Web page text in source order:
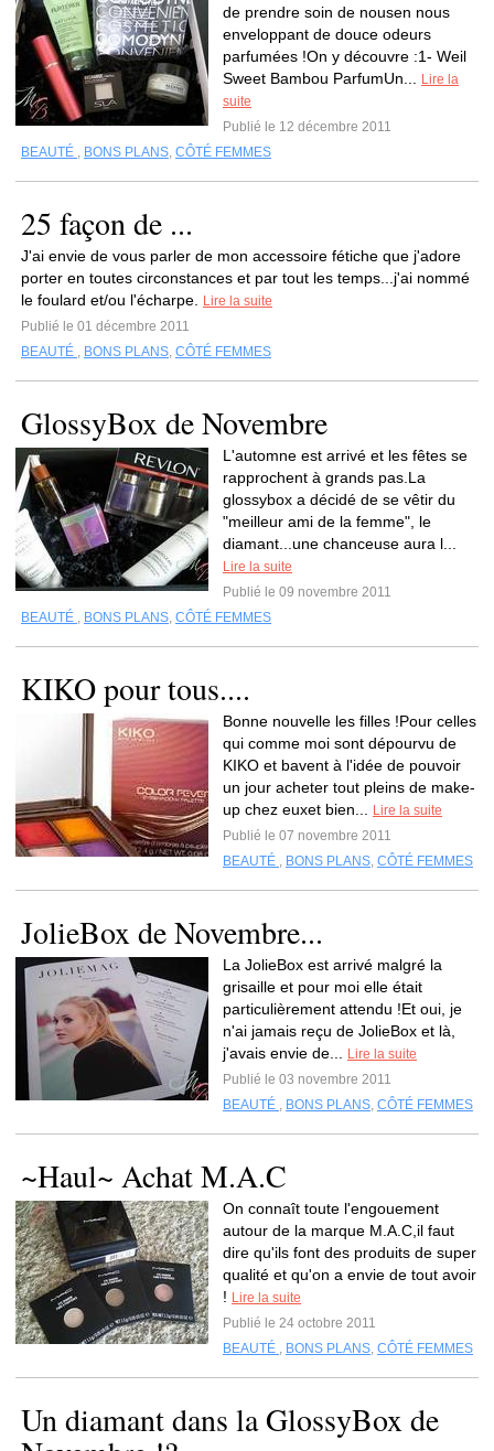
de prendre soin de nousen nous
enveloppant de douce odeurs
parfumées !On y découvre :1- Weil
Sweet Bambou ParfumUn...
Lire la
suite
Publié le 12 décembre 2011
BEAUTÉ , BONS PLANS, CÔTÉ FEMMES
25 façon de ...
J'ai envie de vous parler de mon accessoire fétiche que j'adore
porter en toutes circonstances et par tout les temps...j'ai nommé
le foulard et/ou l'écharpe.
Lire la suite
Publié le 01 décembre 2011
BEAUTÉ , BONS PLANS, CÔTÉ FEMMES
GlossyBox de Novembre
L'automne est arrivé et les fêtes se
rapprochent à grands pas.La
glossybox a décidé de se vêtir du
"meilleur ami de la femme", le
diamant...une chanceuse aura l...
Lire la suite
Publié le 09 novembre 2011
BEAUTÉ , BONS PLANS, CÔTÉ FEMMES
KIKO pour tous....
Bonne nouvelle les filles !Pour celles
qui comme moi sont dépourvu de
KIKO et bavent à l'idée de pouvoir
un jour acheter tout pleins de make-
up chez euxet bien...
Lire la suite
Publié le 07 novembre 2011
BEAUTÉ , BONS PLANS, CÔTÉ FEMMES
JolieBox de Novembre...
La JolieBox est arrivé malgré la
grisaille et pour moi elle était
particulièrement attendu !Et oui, je
n'ai jamais reçu de JolieBox et là,
j'avais envie de...
Lire la suite
Publié le 03 novembre 2011
BEAUTÉ , BONS PLANS, CÔTÉ FEMMES
~Haul~ Achat M.A.C
On connaît toute l'engouement
autour de la marque M.A.C,il faut
dire qu'ils font des produits de super
qualité et qu'on a envie de tout avoir
! Lire la suite
Publié le 24 octobre 2011
BEAUTÉ , BONS PLANS, CÔTÉ FEMMES
Un diamant dans la GlossyBox de